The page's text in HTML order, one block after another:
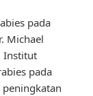
pada
Michael
Institut
pada